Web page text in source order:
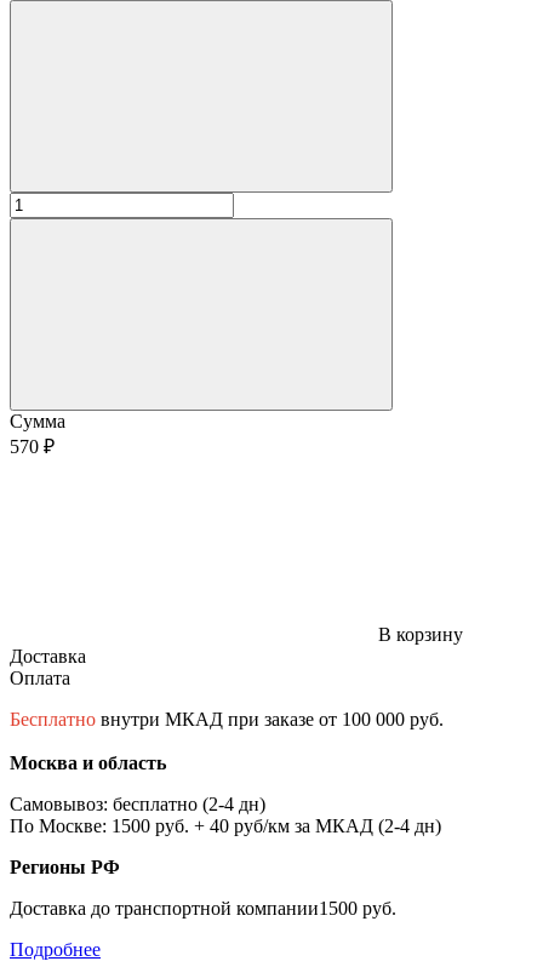
Сумма
570 ₽
В корзину
Доставка
Оплата
Бесплатно внутри МКАД при заказе от 100 000 руб.
Москва и область
Самовывоз: бесплатно (2-4 дн)
По Москве: 1500 руб. + 40 руб/км за МКАД (2-4 дн)
Регионы РФ
Доставка до транспортной компании1500 руб.
Подробнее